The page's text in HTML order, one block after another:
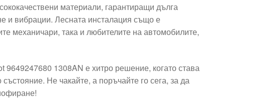
материали, гарантиращи дълга
и вибрации. Лесната инсталация също е
механичари, така и любителите на автомобилите,
1308AN е хитро решение, когато става
Не чакайте, а поръчайте го сега, за да